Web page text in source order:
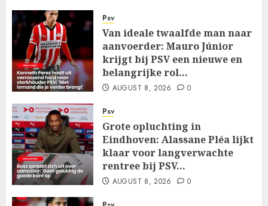
Psv
Van ideale twaalfde man naar
aanvoerder: Mauro Júnior
krijgt bij PSV een nieuwe en
belangrijke rol…
AUGUST 8, 2026 0
Psv
Grote opluchting in
Eindhoven: Alassane Pléa lijkt
klaar voor langverwachte
rentree bij PSV…
AUGUST 8, 2026 0